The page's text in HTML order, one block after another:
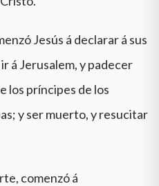
Jesús á declarar á sus
á Jerusalem, y padecer
los príncipes de los
y ser muerto, y resucitar
comenzó á